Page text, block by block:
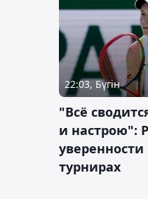
22:03, Бүгін
"Всё
и настрою":
турнирах